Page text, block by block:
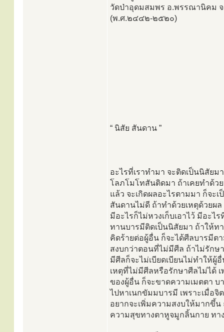
วัดป่าอุดมสมพร อ.พรรณานิคม
(พ.ศ.๒๔๔๒-๒๕๒๐)
“ นิสัย สันดาน ”
อะไรที่เราทำมา จะติดเป็นนิสัย
โลภโมโทสันติดมา ถ้าเคยทำด้ว
แล้ว จะเกิดผลอะไรตามมา ก็จ
สันดานไม่ดี ถ้าทำด้วยเหตุด้วยผ
มีอะไรก็ไม่หวงเก็บเอาไว้ มีอะไ
ทานบารมีติดเป็นนิสัยมา ถ้าให้ท
คิดร้ายต่อผู้อื่น ก็จะได้ศีลบารมีต
สงบกว่าตอนที่ไม่มีศีล ถ้าไม่รักษ
มีศีลก็จะไม่เบียดเบียนไม่ทำให้ผู้
เหตุที่ไม่มีศีลหรือรักษาศีลไม่ได้
ของผู้อื่น ก็จะขาดความเมตตา บ
ไปหาเนกขัมมบารมี เพราะเมื่อ
อยากจะเพิ่มความสงบให้มากขึ้น
ความสุขทางตาหูจมูกลิ้นกาย ท